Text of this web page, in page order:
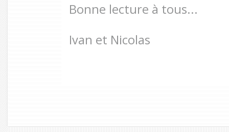
Bonne lecture à tous...
Ivan et Nicolas